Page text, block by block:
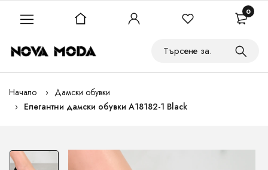
Начало
Дамски обувки
Елегантни дамски обувки A18182-1 Black
0